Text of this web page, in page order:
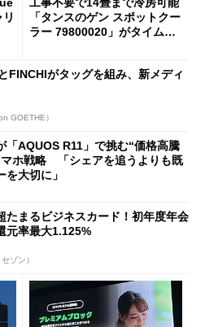
工事不要で14畳まで冷房可能
「タンスのゲン スポットクー
ラー 79800020」がタイムセ
FINCHIがタッグを組み、新メディ
GOETHE）
「AQUOS R11」で挑む“価格高騰
マホ戦略 「シェアを追うよりも既
を大切に」
たまるビジネスカード！初年度年会
元率最大1.125%
ゾン）